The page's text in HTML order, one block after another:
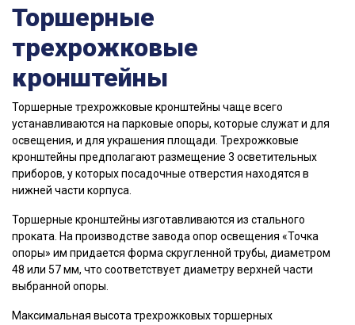
Торшерные
трехрожковые
кронштейны
Торшерные трехрожковые кронштейны чаще всего
устанавливаются на парковые опоры, которые служат и для
освещения, и для украшения площади. Трехрожковые
кронштейны предполагают размещение 3 осветительных
приборов, у которых посадочные отверстия находятся в
нижней части корпуса.
Торшерные кронштейны изготавливаются из стального
проката. На производстве завода опор освещения «Точка
опоры» им придается форма скругленной трубы, диаметром
48 или 57 мм, что соответствует диаметру верхней части
выбранной опоры.
Максимальная высота трехрожковых торшерных